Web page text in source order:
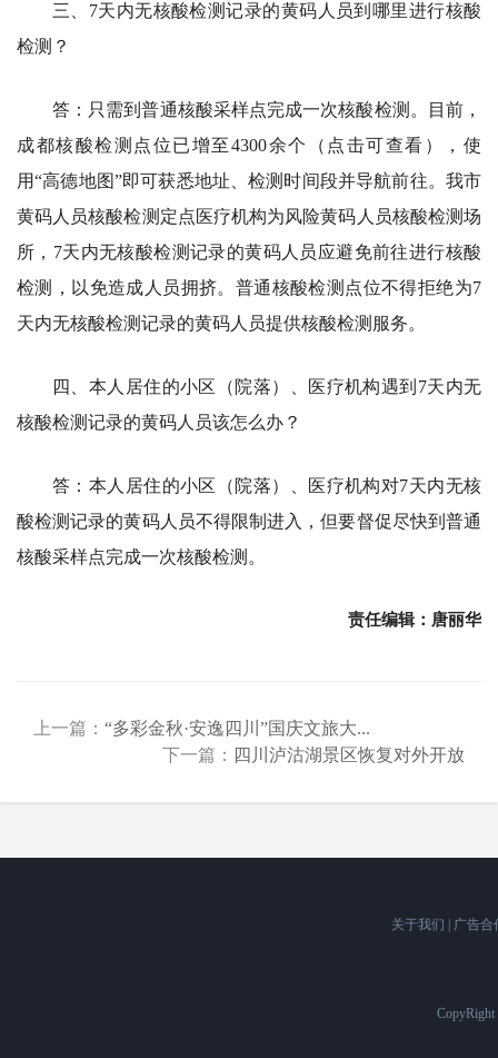
三、7天内无核酸检测记录的黄码人员到哪里进行核酸
检测？
答：只需到普通核酸采样点完成一次核酸检测。目前，
成都核酸检测点位已增至4300余个（点击可查看），使
用“高德地图”即可获悉地址、检测时间段并导航前往。我市
黄码人员核酸检测定点医疗机构为风险黄码人员核酸检测场
所，7天内无核酸检测记录的黄码人员应避免前往进行核酸
检测，以免造成人员拥挤。普通核酸检测点位不得拒绝为7
天内无核酸检测记录的黄码人员提供核酸检测服务。
四、本人居住的小区（院落）、医疗机构遇到7天内无
核酸检测记录的黄码人员该怎么办？
答：本人居住的小区（院落）、医疗机构对7天内无核
酸检测记录的黄码人员不得限制进入，但要督促尽快到普通
核酸采样点完成一次核酸检测。
责任编辑：唐丽华
上一篇： “多彩金秋·安逸四川”国庆文旅大...
下一篇： 四川泸沽湖景区恢复对外开放
关于我们 广告